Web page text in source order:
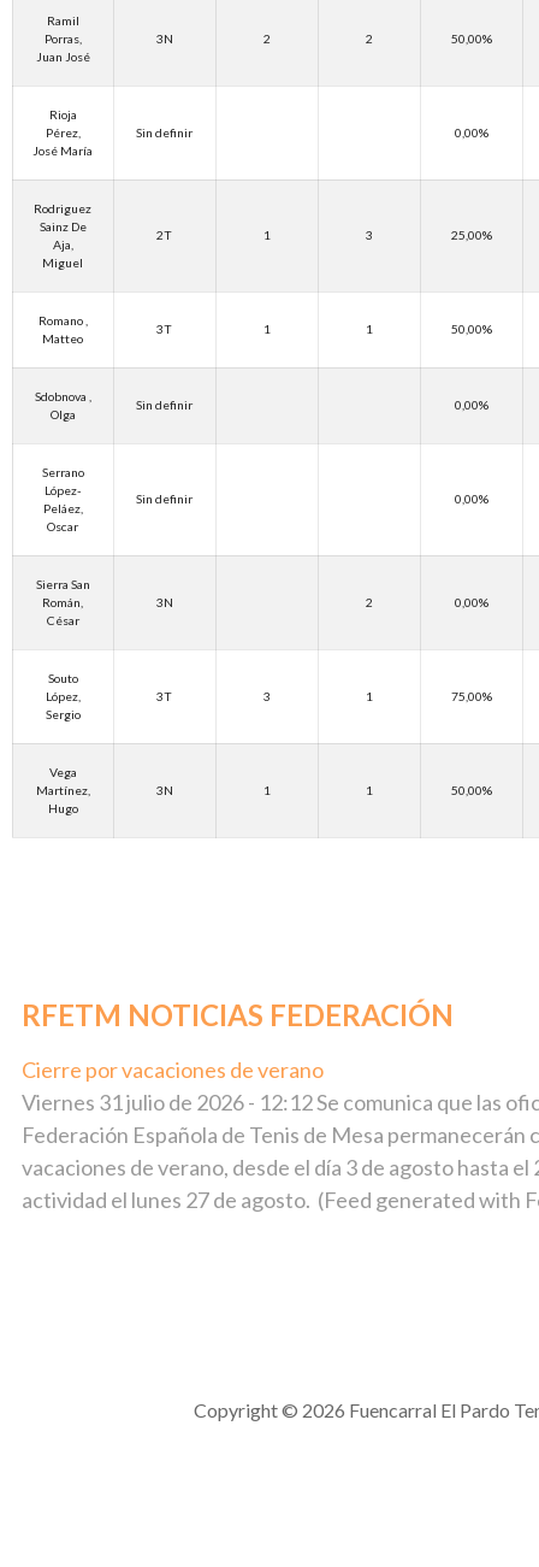
Ramil
Porras,
Juan José
3N 2 2 50,00%
Rioja
Pérez,
José María
Sin definir 0,00%
Rodriguez
Sainz De
Aja,
Miguel
2T 1 3 25,00%
Romano ,
Matteo
3T 1 1 50,00%
Sdobnova ,
Olga
Sin definir 0,00%
Serrano
López-
Peláez,
Oscar
Sin definir 0,00%
Sierra San
Román,
César
3N 2 0,00%
Souto
López,
Sergio
3T 3 1 75,00%
Vega
Martínez,
Hugo
3N 1 1 50,00%
RFETM NOTICIAS FEDERACIÓN
Cierre por vacaciones de verano
Viernes 31 julio de 2026 - 12:12 Se comunica que las
Federación Española de Tenis de Mesa permanecerán
vacaciones de verano, desde el día 3 de agosto hasta
actividad el lunes 27 de agosto. (Feed generated with
Copyright © 2026 Fuencarral El Pardo